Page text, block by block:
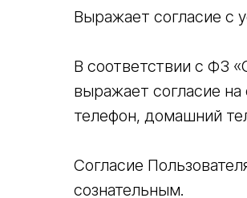
Выражает согласие с
В соответствии с ФЗ
выражает согласие
телефон, домашний
Согласие
сознательным.